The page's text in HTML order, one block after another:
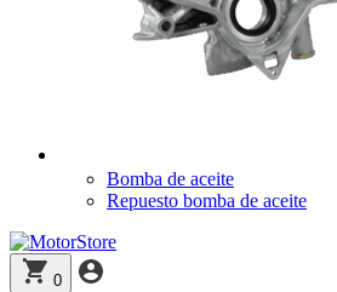
Bomba de aceite
Repuesto bomba de aceite
0